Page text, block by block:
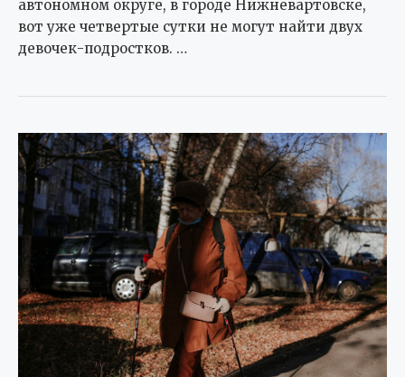
автономном округе, в городе Нижневартовске,
вот уже четвертые сутки не могут найти двух
девочек-подростков. …